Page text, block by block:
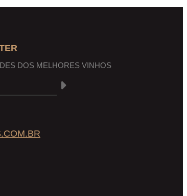
DOS MELHORES VINHOS